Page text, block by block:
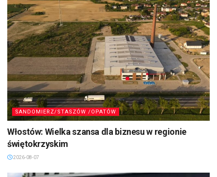
SANDOMIERZ/STASZÓW /OPATÓW
Włostów: Wielka szansa dla biznesu w regionie
świętokrzyskim
2026-08-07